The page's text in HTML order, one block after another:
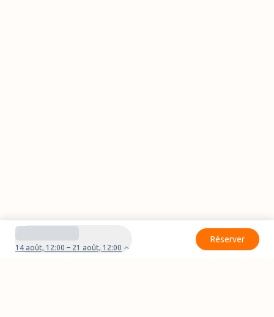
14 août, 12:00 – 21 août, 12:00
Réserver